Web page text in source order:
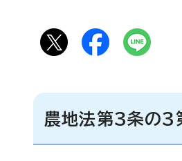
農地法第3条の3